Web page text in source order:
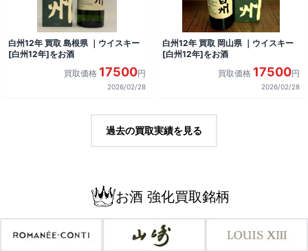
白州12年 買取 島根県 ｜ウイスキー
[白州12年]をお酒
買取価格 17500円
2026/02/28
白州12年 買取 岡山県 ｜ウイスキー
[白州12年]をお酒
買取価格 17500円
2026/02/28
過去の買取実績を見る
お酒 強化買取銘柄